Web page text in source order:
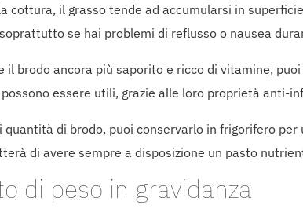
cottura, il grasso tende ad accumularsi in
se hai problemi di reflusso o nausea
il brodo ancora più saporito e ricco di vitamine,
essere utili, grazie alle loro proprietà anti-
quantità di brodo, puoi conservarlo in frigorifero
di avere sempre a disposizione un pasto
di peso in gravidanza